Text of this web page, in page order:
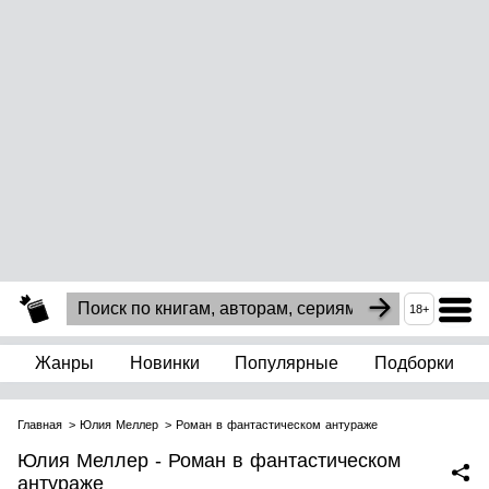
18+
Жанры Новинки Популярные Подборки
Главная Юлия Меллер Роман в фантастическом антураже
Юлия Меллер - Роман в фантастическом
антураже